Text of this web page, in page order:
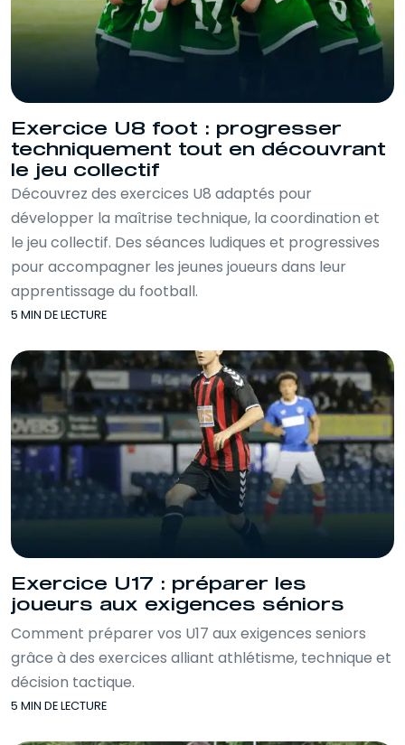
Exercice U8 foot : progresser
techniquement tout en découvrant
le jeu collectif
Découvrez des exercices U8 adaptés pour
développer la maîtrise technique, la coordination et
le jeu collectif. Des séances ludiques et progressives
pour accompagner les jeunes joueurs dans leur
apprentissage du football.
5 MIN DE LECTURE
Exercice U17 : préparer les
joueurs aux exigences séniors
Comment préparer vos U17 aux exigences seniors
grâce à des exercices alliant athlétisme, technique et
décision tactique.
5 MIN DE LECTURE